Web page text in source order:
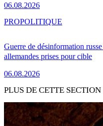
06.08.2026
Guerre de désinformation
allemandes prises pour cible
06.08.2026
PROPOLITIQUE
PLUS DE CETTE SECTION